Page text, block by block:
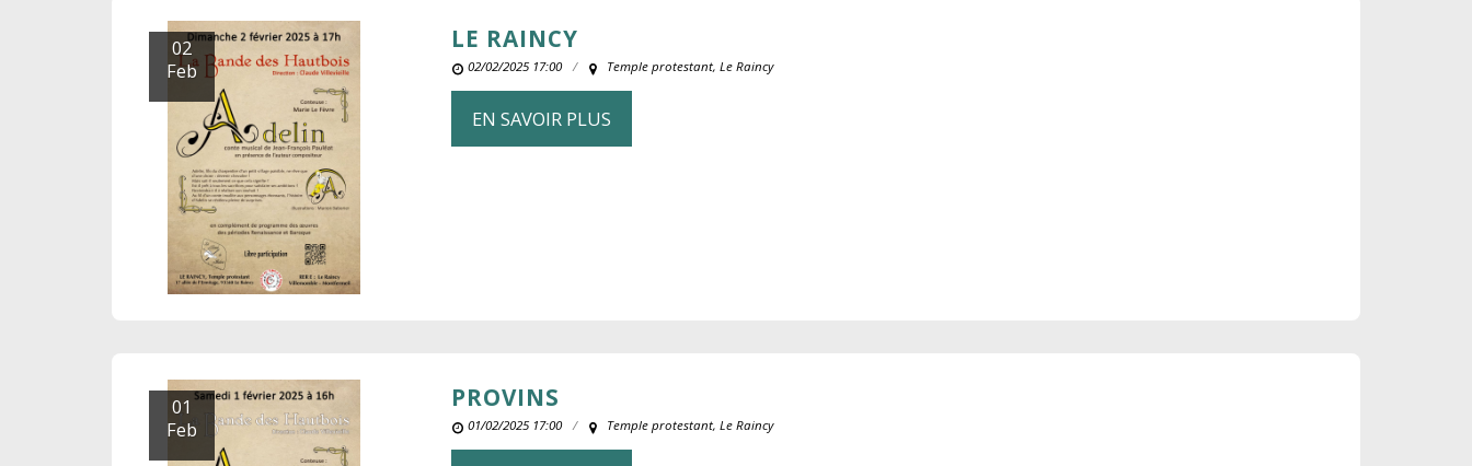
02
Feb
LE RAINCY
02/02/2025 17:00 Temple protestant, Le Raincy
EN SAVOIR PLUS
01
Feb
PROVINS
01/02/2025 17:00 Temple protestant, Le Raincy